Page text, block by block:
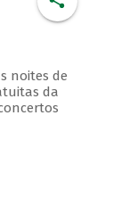
noites de
da